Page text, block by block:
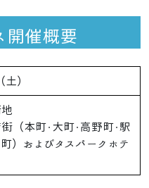
開催概要
）
（本町・大町・高野町・駅
町）およびタスパークホテ